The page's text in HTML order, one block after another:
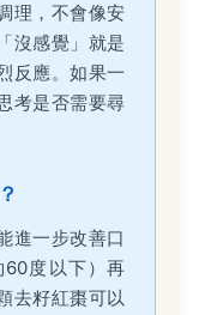
理，不會像安
沒感覺」就是
反應。如果一
考是否需要尋
進一步改善口
度以下）再
去籽紅棗可以